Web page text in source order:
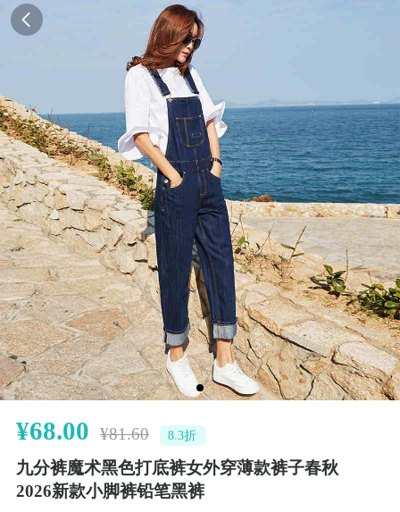
¥68.00 ¥81.60 8.3折
九分裤魔术黑色打底裤女外穿薄款裤子春秋
2026新款小脚裤铅笔黑裤